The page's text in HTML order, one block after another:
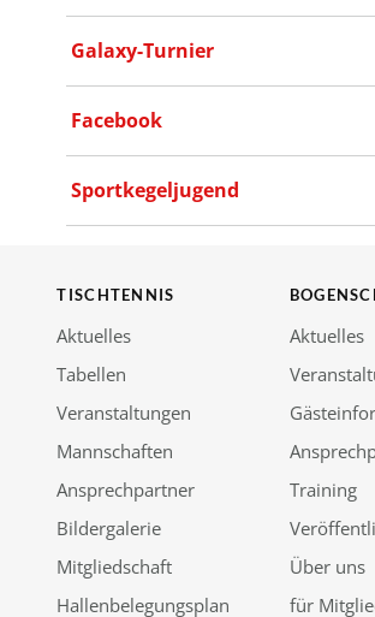
Galaxy-Turnier
Facebook
Sportkegeljugend
TISCHTENNIS
Aktuelles
Tabellen
Veranstaltungen
Mannschaften
Ansprechpartner
Bildergalerie
Mitgliedschaft
Hallenbelegungsplan
Aktuelles
Training
Über uns
für